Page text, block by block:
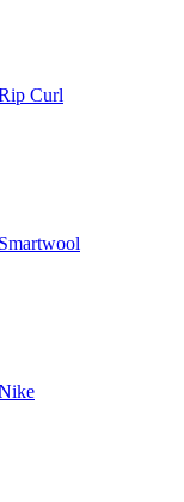
Curl
Smartwool